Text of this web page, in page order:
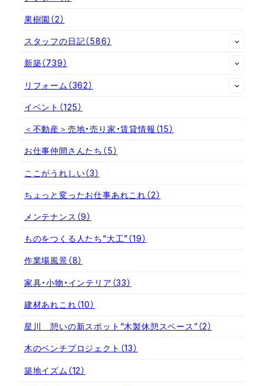
果樹園 （2）
スタッフの日記（586）
新築（739）
リフォーム （362）
イベント （125）
＜不動産＞売地・売り家・賃貸情報 （15）
お仕事仲間さんたち （5）
ここがうれしい（3）
ちょっと変ったお仕事あれこれ（2）
メンテナンス （9）
ものをつくる人たち“大工”（19）
作業場風景（8）
家具・小物・インテリア （33）
建材あれこれ（10）
星川 憩いの新スポット“木製休憩スペース”（2）
木のベンチプロジェクト （13）
築地イズム （12）